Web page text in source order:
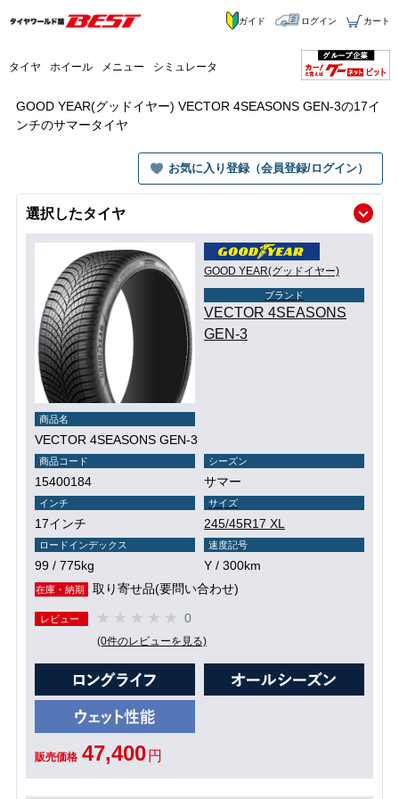
タイヤ ホイール メニュー シミュレータ
ガイド ログイン カート
GOOD YEAR(グッドイヤー) VECTOR 4SEASONS GEN-3の17イ
ンチのサマータイヤ
お気に入り登録（会員登録/ログイン）
選択したタイヤ
GOOD YEAR(グッドイヤー)
ブランド
VECTOR 4SEASONS
GEN-3
商品名
VECTOR 4SEASONS GEN-3
商品コード
15400184
シーズン
サマー
インチ
17インチ
サイズ
245/45R17 XL
ロードインデックス
99 / 775kg
速度記号
Y / 300km
在庫・納期 取り寄せ品(要問い合わせ)
レビュー 0
(0件のレビューを見る)
販売価格 47,400 円